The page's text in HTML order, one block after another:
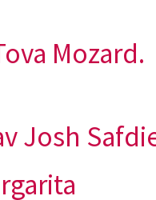
Mozard.
Josh